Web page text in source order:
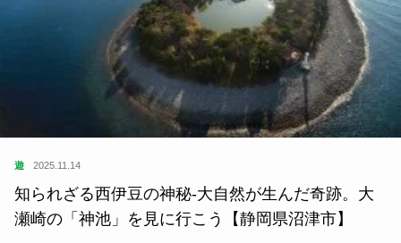
遊 2025.11.14
知られざる西伊豆の神秘-大自然が生んだ奇跡。大
瀬崎の「神池」を見に行こう【静岡県沼津市】